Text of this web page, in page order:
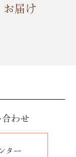
お届け
わせ
ター